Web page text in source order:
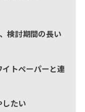
検討期間の長い
トペーパーと連
したい